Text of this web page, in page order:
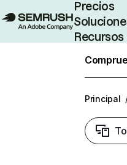
Precios
Recursos
Principal